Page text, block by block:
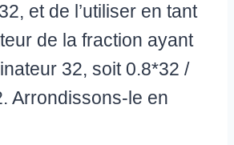
et de l’utiliser en tant
de la fraction ayant
32, soit 0.8*32 /
Arrondissons-le en